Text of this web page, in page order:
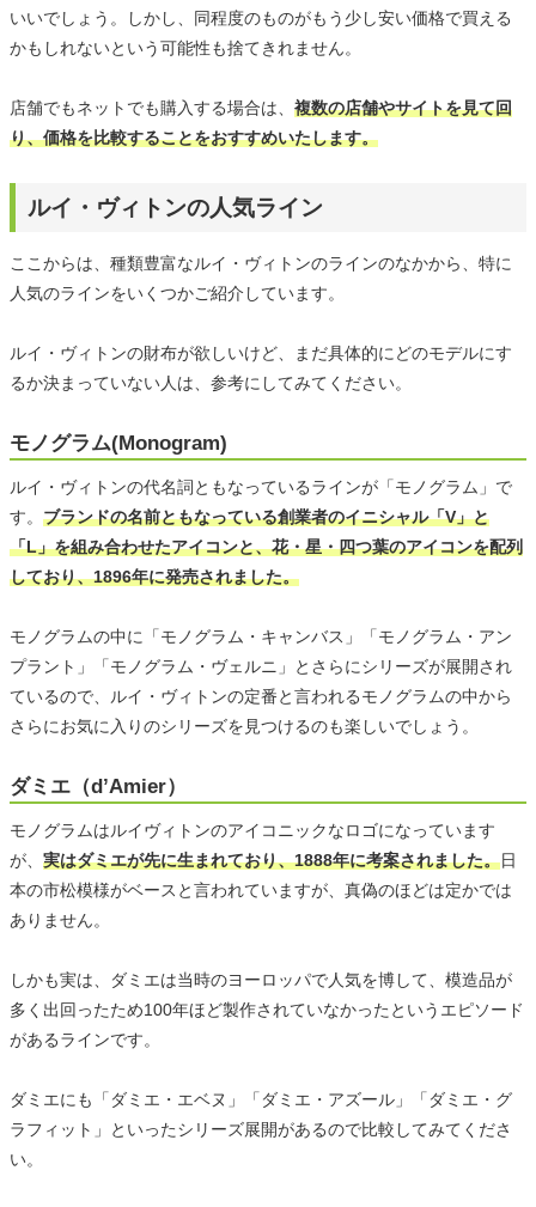
いいでしょう。しかし、同程度のものがもう少し安い価格で買える
かもしれないという可能性も捨てきれません。
店舗でもネットでも購入する場合は、 複数の店舗やサイトを見て回
り、価格を比較することをおすすめいたします。
ルイ・ヴィトンの人気ライン
ここからは、種類豊富なルイ・ヴィトンのラインのなかから、特に
人気のラインをいくつかご紹介しています。
ルイ・ヴィトンの財布が欲しいけど、まだ具体的にどのモデルにす
るか決まっていない人は、参考にしてみてください。
モノグラム(Monogram)
ルイ・ヴィトンの代名詞ともなっているラインが「モノグラム」で
す。 ブランドの名前ともなっている創業者のイニシャル「V」と
「L」を組み合わせたアイコンと、花・星・四つ葉のアイコンを配列
しており、1896年に発売されました。
モノグラムの中に「モノグラム・キャンバス」「モノグラム・アン
プラント」「モノグラム・ヴェルニ」とさらにシリーズが展開され
ているので、ルイ・ヴィトンの定番と言われるモノグラムの中から
さらにお気に入りのシリーズを見つけるのも楽しいでしょう。
ダミエ（d’Amier）
モノグラムはルイヴィトンのアイコニックなロゴになっています
が、 実はダミエが先に生まれており、1888年に考案されました。日
本の市松模様がベースと言われていますが、真偽のほどは定かでは
ありません。
しかも実は、ダミエは当時のヨーロッパで人気を博して、模造品が
多く出回ったため100年ほど製作されていなかったというエピソード
があるラインです。
ダミエにも「ダミエ・エベヌ」「ダミエ・アズール」「ダミエ・グ
ラフィット」といったシリーズ展開があるので比較してみてくださ
い。